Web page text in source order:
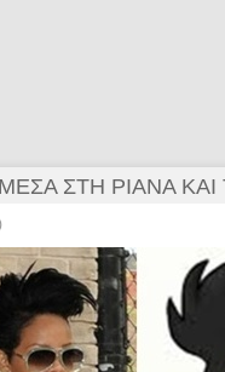
ΣΤΗ ΡΙΆΝΑ ΚΑΙ